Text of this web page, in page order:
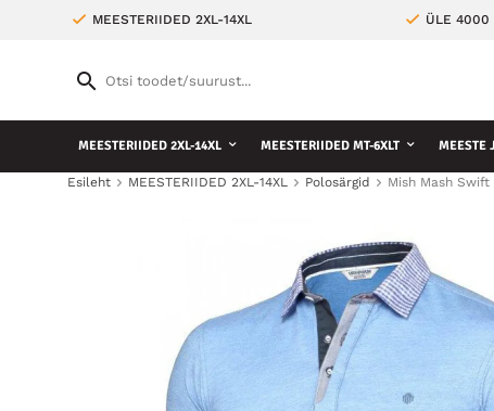
MEESTERIIDED 2XL-14XL ÜLE 4000
MEESTERIIDED 2XL-14XL MEESTERIIDED MT-6XLT MEESTE
Esileht MEESTERIIDED 2XL-14XL Polosärgid Mish Mash Swift